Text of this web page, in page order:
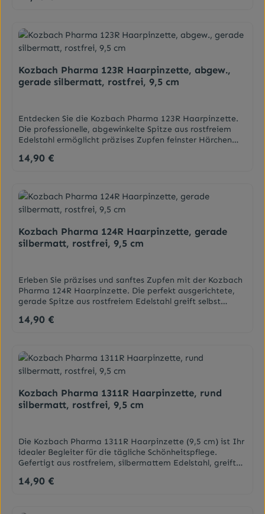
Kozbach Pharma 123R Haarpinzette, abgew.,
gerade silbermatt, rostfrei, 9,5 cm
Entdecken Sie die Kozbach Pharma 123R Haarpinzette.
Die professionelle, abgewinkelte Spitze aus rostfreiem
Edelstahl ermöglicht präzises Zupfen feinster Härchen
perfekte Handhabung und makellose Ergebnisse. Am
werden.DarreichungsformPinzette
Regulärer Preis:
14,90 €
Kozbach Pharma 124R Haarpinzette, gerade
silbermatt, rostfrei, 9,5 cm
Erleben Sie präzises und sanftes Zupfen mit der Kozbach
Pharma 124R Haarpinzette. Die perfekt ausgerichtete,
gerade Spitze aus rostfreiem Edelstahl greift selbst
eine optimale Handhabung und Kontrolle.
Regulärer Preis:
14,90 €
Kozbach Pharma 1311R Haarpinzette, rund
silbermatt, rostfrei, 9,5 cm
Die Kozbach Pharma 1311R Haarpinzette (9,5 cm) ist Ihr
idealer Begleiter für die tägliche Schönheitspflege.
Gefertigt aus rostfreiem, silbermattem Edelstahl, greift
perfekt geformte Augenbrauen.
Regulärer Preis:
14,90 €